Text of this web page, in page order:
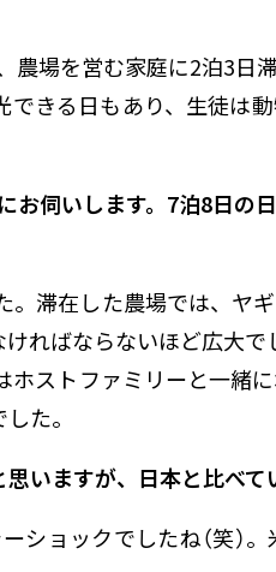
場を営む家庭に2泊3日
きる日もあり、生徒は
伺いします。7泊8日の
滞在した農場では、ヤ
ればならないほど広大
ストファミリーと一緒
た。
いますが、日本と比べて
ョックでしたね（笑）